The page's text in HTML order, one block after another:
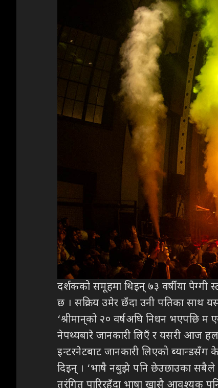
दर्शकको समूहमा थिइन् ७३ वर्षीया
छ । सक्रिय उमेर छँदा उनी पतिका साथ
‘श्रीमान्‌को २० वर्षअघि निधन भएपछि
नेपथ्यबारे जानकारी लिएँ र यसरी आज
इन्टरनेटबाट जानकारी लिएको ब्यान्डसँग
दिइन् । ‘भाषै नबुझे पनि छेउछाउका सबैले